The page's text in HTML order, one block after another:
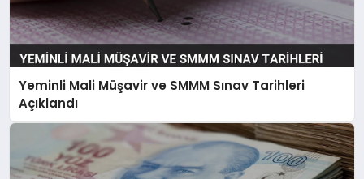
Yeminli Mali Müşavir ve SMMM Sınav Tarihleri
Açıklandı